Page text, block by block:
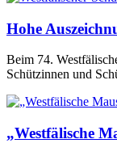
Hohe
Beim 74.
Schützinnen und
„Westfälische